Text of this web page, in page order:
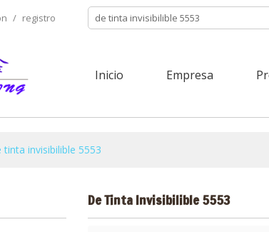
/ registro
Inicio Empresa
tinta invisibilible 5553
De Tinta Invisibilible 5553